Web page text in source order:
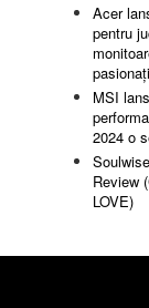
Acer
pentru
pasionați
MSI
2024 o
Soulwise
Review
LOVE)